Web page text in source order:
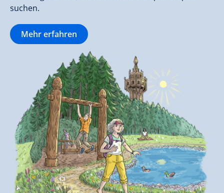
suchen.
Mehr erfahren